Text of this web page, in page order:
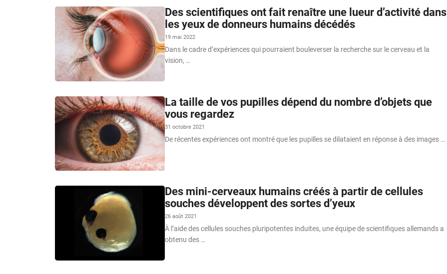
Des scientifiques ont fait renaître une lueur d’activité dans
les yeux de donneurs humains décédés
19 mai 2022
Dans le cadre d’expériences qui pourraient bouleverser la recherche sur le cerveau et la
vision, …
La taille de vos pupilles dépend du nombre d’objets que
vous regardez
31 octobre 2021
De récentes expériences ont montré que les pupilles se dilataient en réponse à des images …
Des mini-cerveaux humains créés à partir de cellules
souches développent des sortes d’yeux
26 août 2021
À l’aide des cellules souches pluripotentes induites, une équipe de scientifiques allemands a
obtenu des …